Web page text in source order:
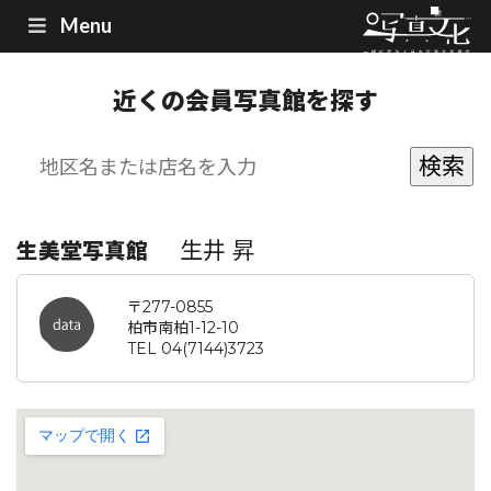
Menu
近くの会員写真館を探す
生美堂写真館 生井 昇
〒277-0855
柏市南柏1-12-10
TEL 04(7144)3723